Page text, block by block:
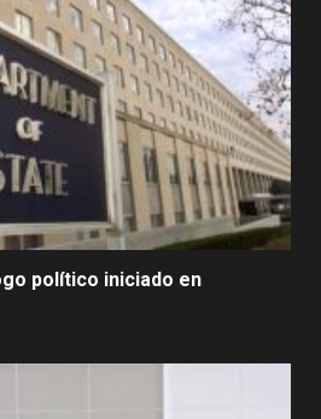
político iniciado en